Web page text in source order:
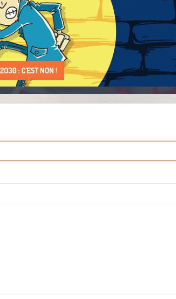
: C'EST NON !
DROIT À FAIRE VIVRE !